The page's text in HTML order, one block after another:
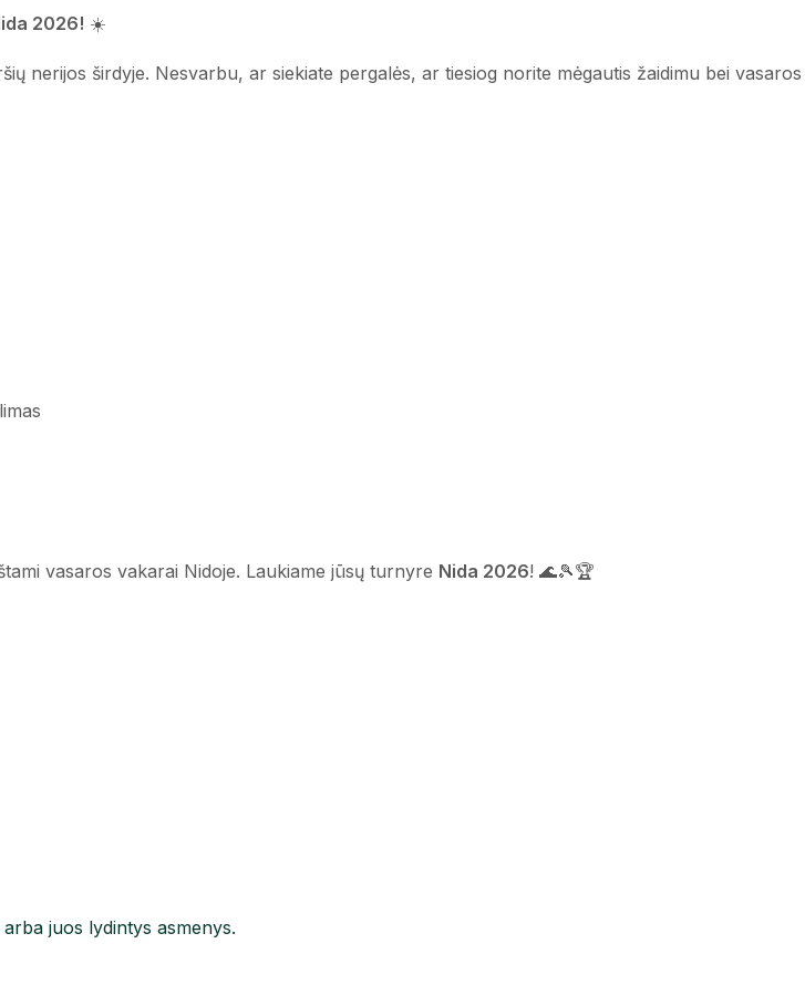
2026! ☀️
nerijos širdyje. Nesvarbu, ar siekiate pergalės, ar tiesiog norite mėgautis žaidimu bei vasaros
vasaros vakarai Nidoje. Laukiame jūsų turnyre Nida 2026! 🌊🎾🏆
juos lydintys asmenys.